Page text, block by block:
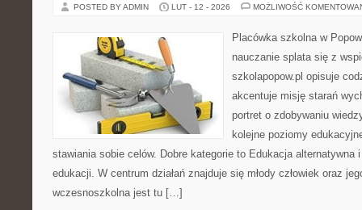
POSTED BY ADMIN LUT - 12 - 2026 MOŻLIWOŚĆ
Placówka szkolna w
nauczanie splata się z
szkolapopow.pl opisuje
akcentuje misję starań
portret o zdobywaniu
kolejne poziomy
stawiania sobie celów. Dobre kategorie to Edukacja alternatywna
edukacji. W centrum działań znajduje się młody człowiek oraz
wczesnoszkolna jest tu […]